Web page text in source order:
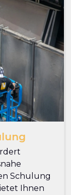
Schulung
Ihnen